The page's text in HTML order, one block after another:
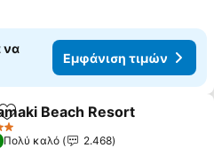
να
Εμφάνιση τιμών
Προσθήκη στα αγαπημένα
Beach Resort
Πολύ καλό
2.468